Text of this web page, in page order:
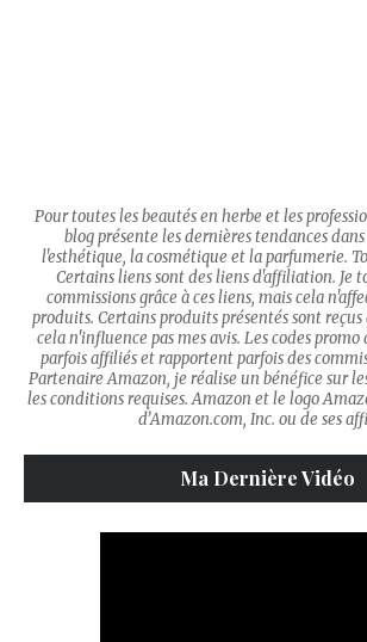
Pour toutes les beautés en herbe et les
blog présente les dernières tendances
l'esthétique, la cosmétique et la parfumerie.
Certains liens sont des liens d'affiliation. Je
commissions grâce à ces liens, mais cela
produits. Certains produits présentés sont
cela n'influence pas mes avis. Les codes
parfois affiliés et rapportent parfois des
Partenaire Amazon, je réalise un bénéfice sur
les conditions requises. Amazon et le logo
d’Amazon.com, Inc. ou de ses
Ma Dernière Vidéo